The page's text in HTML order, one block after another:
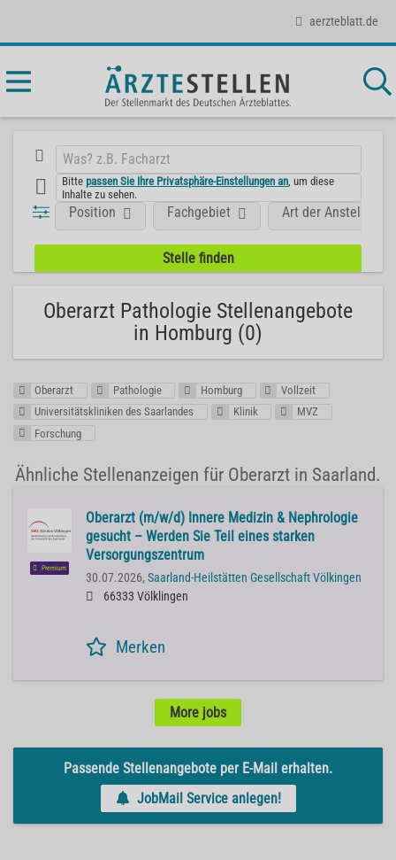
aerzteblatt.de
Bittepassen Sie Ihre Privatsphäre-Einstellungen an , um diese
Inhalte zu sehen.
Position Fachgebiet Art der Anstellung
Oberarzt Pathologie Stellenangebote
in Homburg (0)
Oberarzt Pathologie Homburg
Vollzeit
Universitätskliniken des Saarlandes
Klinik
MVZ
Forschung
Ähnliche Stellenanzeigen für Oberarzt in Saarland.
Premium
Oberarzt (m/w/d) Innere Medizin & Nephrologie
gesucht – Werden Sie Teil eines starken
Versorgungszentrum
30.07.2026, Saarland-Heilstätten Gesellschaft Völkingen
66333 Völklingen
Merken
More jobs
Passende Stellenangebote per E-Mail erhalten.
JobMail Service anlegen!